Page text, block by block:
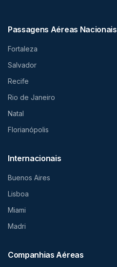
Passagens Aéreas Nacionais
Fortaleza
Salvador
Recife
Rio de Janeiro
Natal
Florianópolis
Internacionais
Buenos Aires
Lisboa
Miami
Madri
Companhias Aéreas